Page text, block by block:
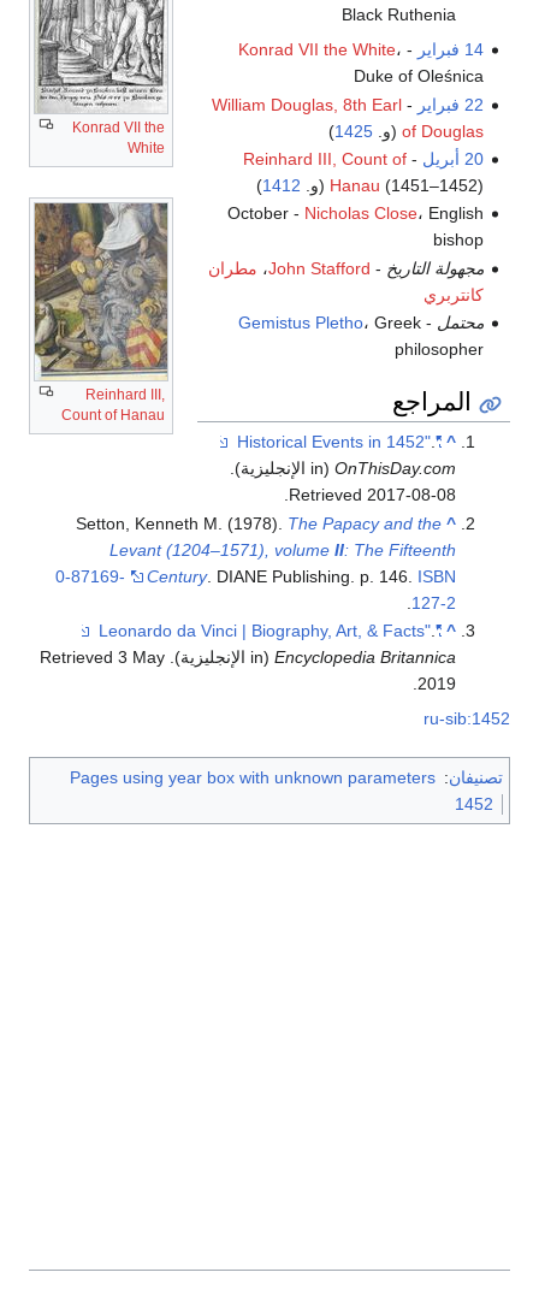
Konrad VII the
White
Reinhard III,
Count of Hanau
Black Ruthenia
14 فبراير
-
Konrad VII the White،
Duke of Oleśnica
22 فبراير
-
William Douglas, 8th Earl
of Douglas (و.1425
)
20 أبريل
-
Reinhard III, Count of
Hanau (1451–1452) (و. 1412
)
October - Nicholas Close، English
bishop
مجهولة التاريخ -
John Stafford، مطران
كانتربري
محتمل -
Gemistus Pletho، Greek
philosopher
المراجع
^
"Historical Events in 1452"
.
OnThisDay.com(in الإنجليزية)
.
Retrieved2017-08-08
.
^
Setton, Kenneth M. (1978). The Papacy and the
Levant (1204–1571), volumeII: The Fifteenth
Century. DIANE Publishing. p. 146. ISBN
0-87169-
127-2
^
"Leonardo da Vinci | Biography, Art, & Facts"
.
Encyclopedia Britannica(in الإنجليزية) . Retrieved
3 May
2019
ru-sib:1452
تصنيفان:
Pages using year box with unknown parameters
1452